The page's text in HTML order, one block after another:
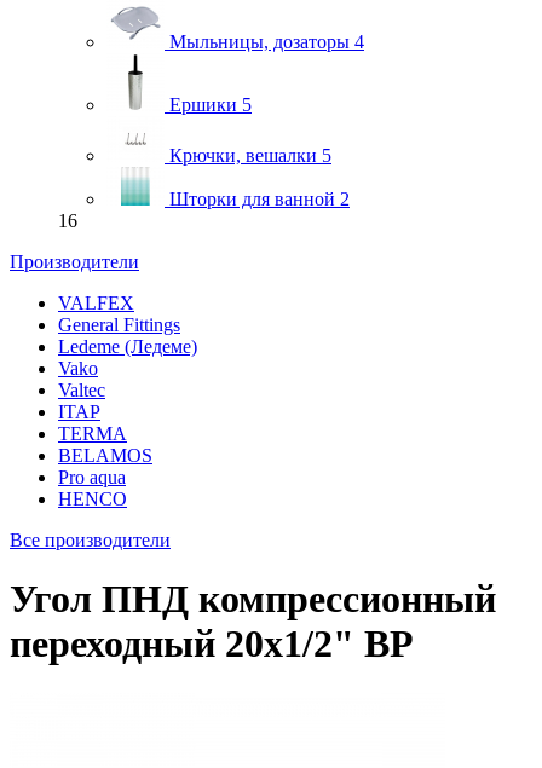
Мыльницы, дозаторы 4
Ершики 5
Крючки, вешалки 5
Шторки для ванной 2
16
Производители
VALFEX
General Fittings
Ledeme (Ледеме)
Vako
Valtec
ITAP
TERMA
BELAMOS
Pro aqua
HENCO
Все производители
Угол ПНД компрессионный
переходный 20х1/2" ВР